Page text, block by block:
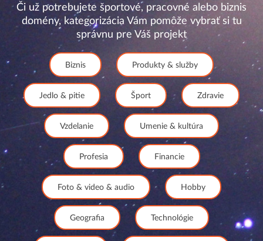
Či už potrebujete športové, pracovné alebo biznis
domény, kategorizácia Vám pomôže vybrať si tu
správnu pre Váš projekt
Biznis Produkty & služby
Jedlo & pitie Šport Zdravie
Vzdelanie Umenie & kultúra
Profesia Financie
Foto & video & audio Hobby
Geografia Technológie